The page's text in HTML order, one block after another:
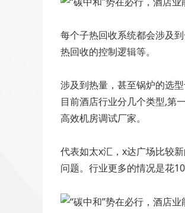
每个子热回收系统都会涉及
热回收的控制逻辑等。
涉及到热量，甚至锅炉的选
目前酒店行业分几个类型,第
高效机房调试厂家。
代表如太x汇，x达广场比较
问题。行业更多的情况是花